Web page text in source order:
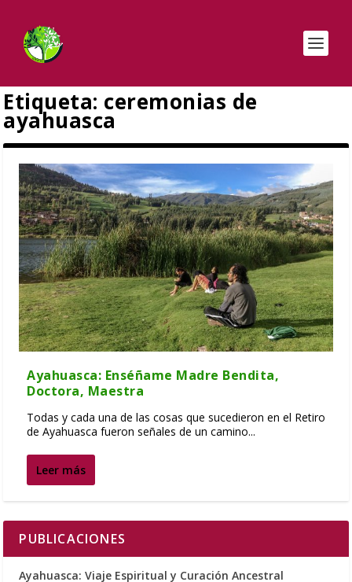
Etiqueta: ceremonias de
ayahuasca
Ayahuasca: Enséñame Madre Bendita,
Doctora, Maestra
Todas y cada una de las cosas que sucedieron en el Retiro
de Ayahuasca fueron señales de un camino...
Leer más
PUBLICACIONES
Ayahuasca: Viaje Espiritual y Curación Ancestral